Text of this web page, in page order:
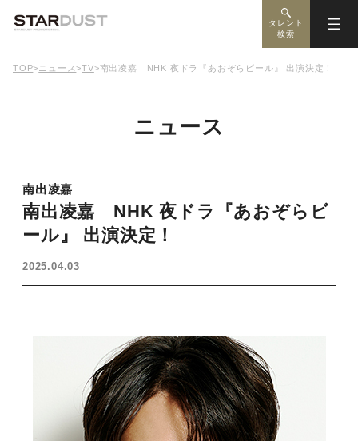
タレント
検索
TOP> ニュース>TV>南出凌嘉 NHK 夜ドラ『あおぞらビール』 出演決定！
ニュース
南出凌嘉
南出凌嘉 NHK 夜ドラ『あおぞらビ
ール』 出演決定！
2025.04.03